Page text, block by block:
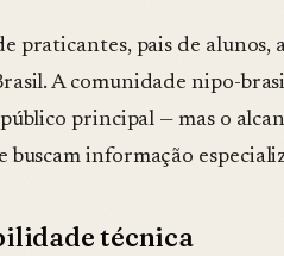
praticantes, pais de alunos,
A comunidade nipo-
principal — mas o
buscam informação
técnica